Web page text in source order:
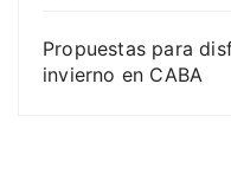
Propuestas para
invierno en CABA